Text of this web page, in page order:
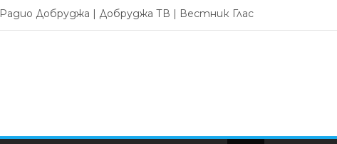
Радио Добруджа | Добруджа ТВ | Вестник Глас